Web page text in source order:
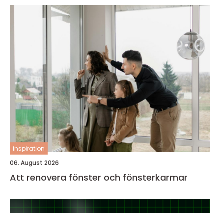
inspiration
06. August 2026
Att renovera fönster och fönsterkarmar